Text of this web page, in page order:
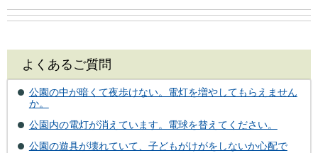
よくあるご質問
公園の中が暗くて夜歩けない。電灯を増やしてもらえません
か。
公園内の電灯が消えています。電球を替えてください。
公園の遊具が壊れていて、子どもがけがをしないか心配で